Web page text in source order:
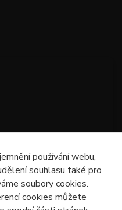
používání webu,
souhlasu také pro
soubory cookies.
cookies můžete